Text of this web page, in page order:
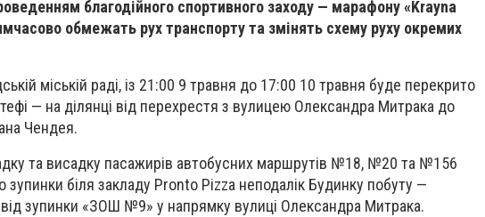
благодійного спортивного заходу — марафону «Krayna
обмежать рух транспорту та змінять схему руху окремих
міській раді, із 21:00 9 травня до 17:00 10 травня буде перекрито
— на ділянці від перехрестя з вулицею Олександра Митрака до
Чендея.
та висадку пасажирів автобусних маршрутів №18, №20 та №156
біля закладу Pronto Pizza неподалік Будинку побуту —
зупинки «ЗОШ №9» у напрямку вулиці Олександра Митрака.